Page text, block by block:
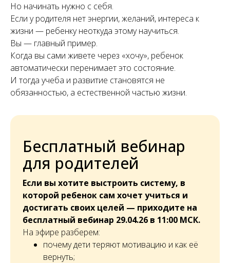
Но начинать нужно с себя.
Если у родителя нет энергии, желаний, интереса к
жизни — ребенку неоткуда этому научиться.
Вы — главный пример.
Когда вы сами живете через «хочу», ребенок
автоматически перенимает это состояние.
И тогда учеба и развитие становятся не
обязанностью, а естественной частью жизни.
Бесплатный вебинар
для родителей
Если вы хотите выстроить систему, в
которой ребенок сам хочет учиться и
достигать своих целей — приходите на
бесплатный вебинар 29.04.26 в 11:00 МСК.
На эфире разберем:
почему дети теряют мотивацию и как её
вернуть;